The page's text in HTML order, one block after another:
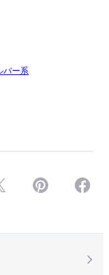
バー系